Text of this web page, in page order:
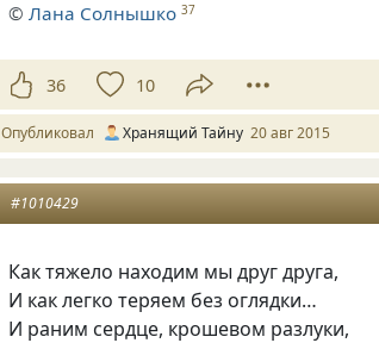
©Лана Солнышко 37
36 10
Опубликовал Хранящий Тайну 20 авг 2015
#1010429
Как тяжело находим мы друг друга,
И как легко теряем без оглядки…
И раним сердце, крошевом разлуки,